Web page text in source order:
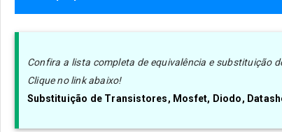
Confira a lista completa de equivalência e substituição
Clique no link abaixo!
Substituição de Transistores, Mosfet, Diodo,